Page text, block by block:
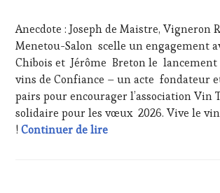
WEB,
OENOTOURISME,
PARTENAIRES
VIN
TOURISME
PRODUCTEURS
TERROIR,
RESTAURATEUR,
Anecdote : Joseph de Maistre, Vigneron
Menetou-Salon scelle un engagement
Chibois et Jérôme Breton le lancement
vins de Confiance – un acte fondateur
pairs pour encourager l’association Vin
solidaire pour les vœux 2026. Vive le
!Continuer de lire2026 ! #VinTourisme